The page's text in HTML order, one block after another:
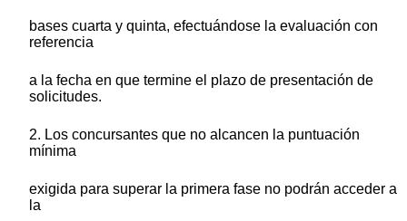
bases cuarta y quinta, efectuándose la evaluación con
referencia
a la fecha en que termine el plazo de presentación de
solicitudes.
2. Los concursantes que no alcancen la puntuación
mínima
exigida para superar la primera fase no podrán acceder a
la